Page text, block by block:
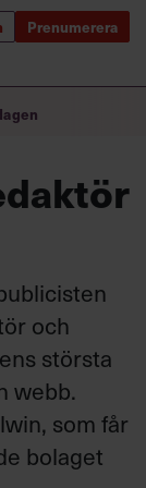
Prenumerera
och
största
webb.
som får
bolaget